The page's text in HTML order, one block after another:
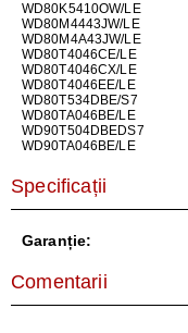
WD80K5410OW/LE
WD80M4443JW/LE
WD80M4A43JW/LE
WD80T4046CE/LE
WD80T4046CX/LE
WD80T4046EE/LE
WD80T534DBE/S7
WD80TA046BE/LE
WD90T504DBEDS7
WD90TA046BE/LE
Specificații
Garanție:
Comentarii